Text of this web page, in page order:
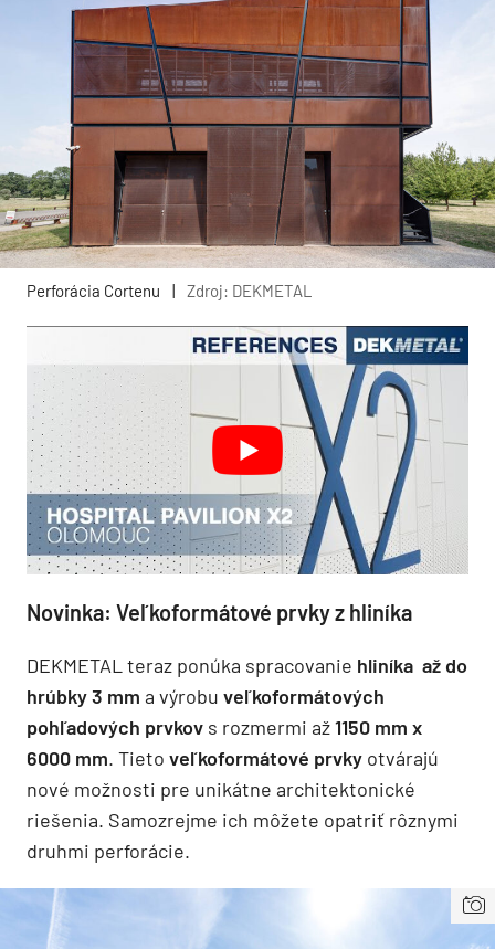
Perforácia Cortenu | Zdroj: DEKMETAL
Novinka: Veľkoformátové prvky z hliníka
DEKMETAL teraz ponúka spracovanie hliníka až do
hrúbky 3 mm a výrobu veľkoformátových
pohľadových prvkov s rozmermi až1150 mm x
6000 mm. Tieto veľkoformátové prvky otvárajú
nové možnosti pre unikátne architektonické
riešenia. Samozrejme ich môžete opatriť rôznymi
druhmi perforácie.